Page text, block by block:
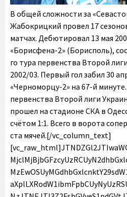
В общей сложности за «Севастополь» Александр Жабокрицкий провел 17 сезонов, приняв участие в 423 матчах. Дебютировал 13 мая 2003 года в игре против «Борисфена-2» (Борисполь), состоявшейся в рамках 23-го тура первенства Второй лиги Украины сезона 2002/03. Первый гол забил 30 апреля 2004 года одесскому «Черноморцу-2» на 67-й минуте. Матч 22-го тура первенства Второй лиги Украины сезона 2003/04 прошел на стадионе СКА в Одессе и закончился со счётом 1:1. Всего в ворота соперника отправил более ста мячей.[/